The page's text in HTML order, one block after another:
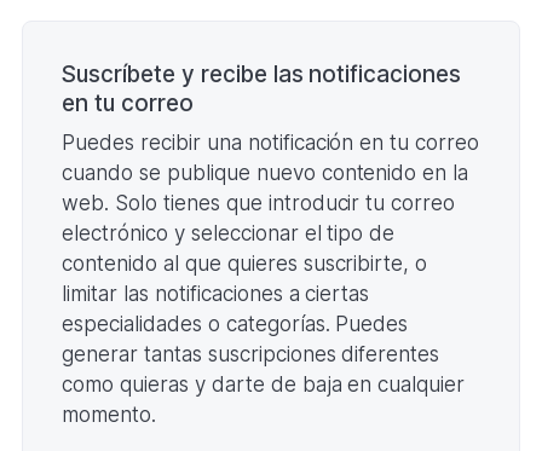
PDF.
215,69
KB)
Suscríbete y recibe las notificaciones
en tu correo
Puedes recibir una notificación en tu correo
cuando se publique nuevo contenido en la
web. Solo tienes que introducir tu correo
electrónico y seleccionar el tipo de
contenido al que quieres suscribirte, o
limitar las notificaciones a ciertas
especialidades o categorías. Puedes
generar tantas suscripciones diferentes
como quieras y darte de baja en cualquier
momento.